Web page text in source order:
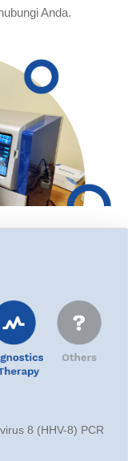
Anda.
8 (HHV-8) PCR